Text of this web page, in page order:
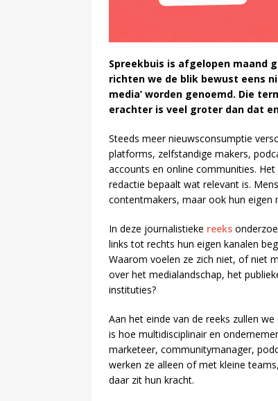
Spreekbuis is afgelopen maand
richten we de blik bewust eens
media’ worden genoemd. Die
erachter is veel groter dan dat
Steeds meer nieuwsconsumptie
platforms, zelfstandige makers,
accounts en online communities.
redactie bepaalt wat relevant is.
contentmakers, maar ook hun eigen
In deze journalistieke reeks
links tot rechts hun eigen kanalen
Waarom voelen ze zich niet, of niet
over het medialandschap, het
instituties?
Aan het einde van de reeks zullen
is hoe multidisciplinair en
marketeer, communitymanager,
werken ze alleen of met kleine
daar zit hun kracht.